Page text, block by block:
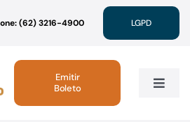
(62) 3216-4900 LGPD
Toggle
Emitir
Boleto